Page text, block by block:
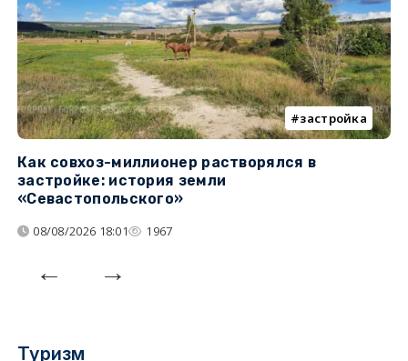
застройка
Как совхоз-миллионер растворялся в
застройке: история земли
«Севастопольского»
08/08/2026 18:01 1967
Туризм